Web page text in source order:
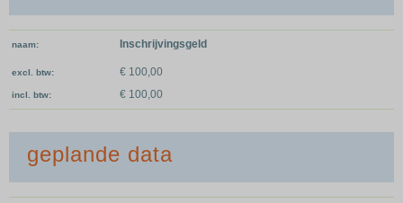
naam Inschrijvingsgeld
excl. btw € 100,00
incl. btw € 100,00
geplande data